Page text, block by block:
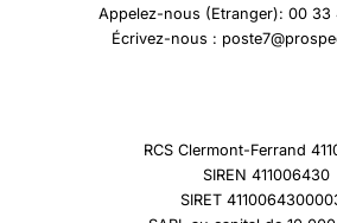
Appelez-nous (Etranger): 00 33
Écrivez-nous :
RCS Clermont-Ferrand
SIREN 411006430
SIRET